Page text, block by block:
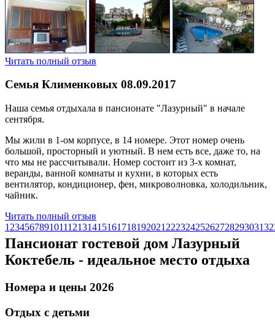
Читать полный отзыв
Семья Клименковых 08.09.2017
Наша семья отдыхала в пансионате "Лазурный" в начале
сентября.
Мы жили в 1-ом корпусе, в 14 номере. Этот номер очень
большой, просторный и уютный. В нем есть все, даже то, на
что мы не рассчитывали. Номер состоит из 3-х комнат,
веранды, ванной комнаты и кухни, в которых есть
вентилятор, кондиционер, фен, микроволновка, холодильник,
чайник.
Читать полный отзыв
1 23456789101112131415161718192021 2223242526272829303132
Пансионат гостевой дом Лазурный
Коктебель - идеальное место отдыха
Номера и цены 2026
Отдых с детьми